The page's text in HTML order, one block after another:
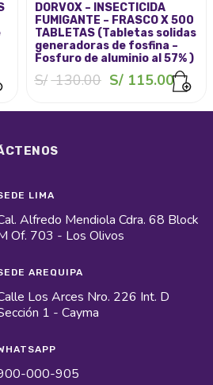
DORVOX – INSECTICIDA
FUMIGANTE – FRASCO X 500
TABLETAS (Tabletas solidas
generadoras de fosfina –
Fosfuro de aluminio al 57% )
S/ 130.00 El
original
S/115.00El
precio
LIMA
Alfredo Mendiola Cdra. 68 Block
Of. 703 - Los Olivos
AREQUIPA
Los Arces Nro. 226 Int. D
1 - Cayma
000-905